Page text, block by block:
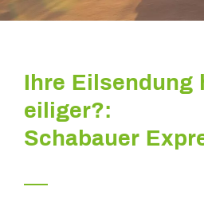
Ihre Eilsendung
eiliger?:
Schabauer